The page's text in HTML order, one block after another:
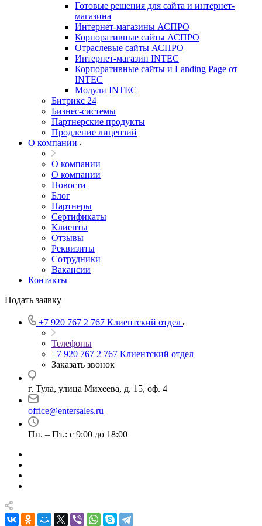
Готовые решения для сайта и интернет-
магазина
Интернет-магазины АСПРО
Корпоративные сайты АСПРО
Отраслевые сайты АСПРО
Интернет-магазин INTEC
Корпоративные сайты и Landing Page от
INTEC
Модули INTEC
Битрикс 24
Бизнес-системы
Партнерские продукты
Продление лицензий
О компании
О компании
О компании
Новости
Блог
Партнеры
Сертификаты
Клиенты
Отзывы
Реквизиты
Сотрудники
Вакансии
Контакты
Подать заявку
+7 920 767 2 767 Клиентский отдел
Телефоны
+7 920 767 2 767 Клиентский отдел
Заказать звонок
г. Тула, улица Михеева, д. 15, оф. 4
office@entersales.ru
Пн. – Пт.: с 9:00 до 18:00